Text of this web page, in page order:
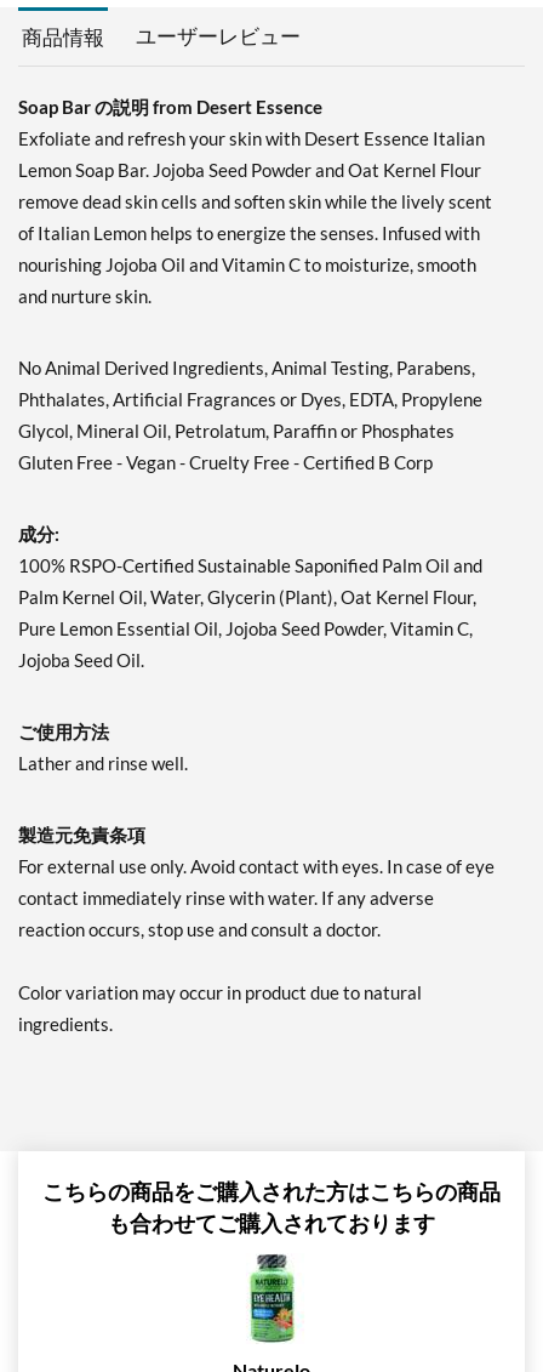
Exfoliating Manuka Oil &
Tea Tree Oil 5 oz
MAP (この意味は？):
$6.20
価格はカート内で表示されま
カートに入れる »
Tea Tree Therapy 5 oz
$6.20
価格はカート内で表示されま
す
SALE!
商品情報 ユーザーレビュー
Soap Bar の説明 from Desert Essence
Exfoliate and refresh your skin with Desert Essence Italian
Lemon Soap Bar. Jojoba Seed Powder and Oat Kernel Flour
remove dead skin cells and soften skin while the lively scent
of Italian Lemon helps to energize the senses. Infused with
nourishing Jojoba Oil and Vitamin C to moisturize, smooth
and nurture skin.
No Animal Derived Ingredients, Animal Testing, Parabens,
Phthalates, Artificial Fragrances or Dyes, EDTA, Propylene
Glycol, Mineral Oil, Petrolatum, Paraffin or Phosphates
Gluten Free - Vegan - Cruelty Free - Certified B Corp
成分:
100% RSPO-Certified Sustainable Saponified Palm Oil and
Palm Kernel Oil, Water, Glycerin (Plant), Oat Kernel Flour,
Pure Lemon Essential Oil, Jojoba Seed Powder, Vitamin C,
Jojoba Seed Oil.
ご使用方法
Lather and rinse well.
製造元免責条項
For external use only. Avoid contact with eyes. In case of eye
contact immediately rinse with water. If any adverse
reaction occurs, stop use and consult a doctor.
Color variation may occur in product due to natural
ingredients.
こちらの商品をご購入された方はこちらの商品
も合わせてご購入されております